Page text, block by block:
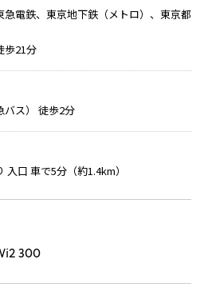
電鉄、東京地下鉄（メトロ）、東京都
歩21分
バス） 徒歩2分
口 車で5分（約1.4km）
300